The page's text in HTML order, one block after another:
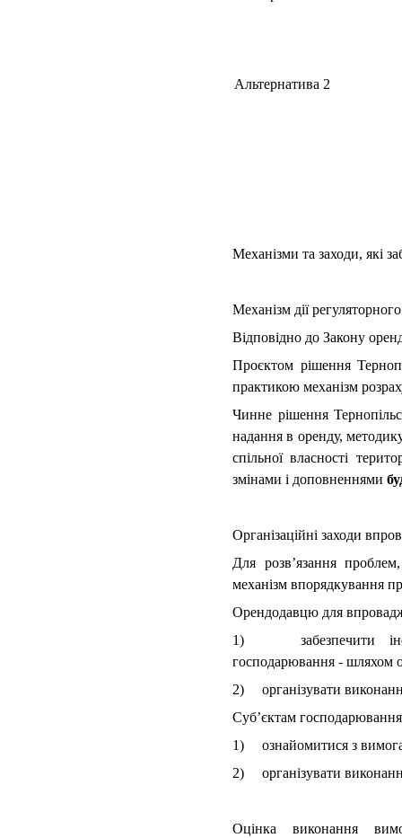
Альтернатива 2
Механізми та заходи, які
Механізм дії
Відповідно до Закону
Проєктом рішення
практикою механізм
Чинне рішення
надання в оренду,
спільної власності
змінами і доповненнями
Організаційні заходи
Для розв’язання
механізм впорядкування
Орендодавцю для
1) забезпечити
господарювання - шляхом
2) організувати
Суб’єктам
1) ознайомитися з
2) організувати
Оцінка виконання